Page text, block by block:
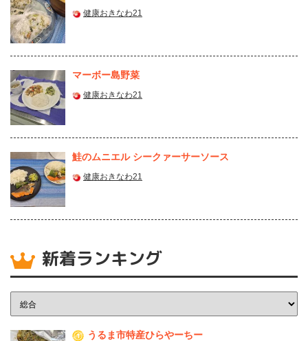
健康おきなわ21
マーボー島野菜
健康おきなわ21
鮭のムニエル シークァーサーソース
健康おきなわ21
新着ランキング
1 うるま市特産ひらやーちー